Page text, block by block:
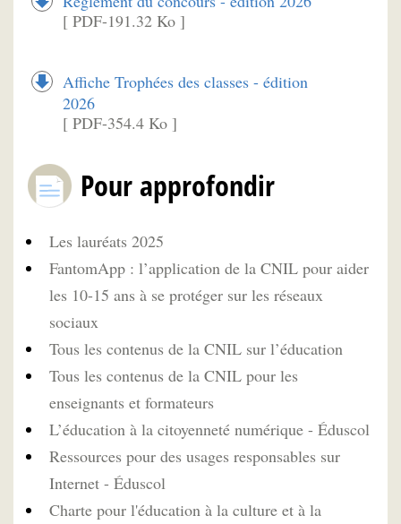
[ PDF-191.32 Ko ]
Affiche Trophées des classes - édition
2026
[ PDF-354.4 Ko ]
Pour approfondir
Les lauréats 2025
FantomApp : l’application de la CNIL pour aider
les 10-15 ans à se protéger sur les réseaux
sociaux
Tous les contenus de la CNIL sur l’éducation
Tous les contenus de la CNIL pour les
enseignants et formateurs
L’éducation à la citoyenneté numérique - Éduscol
Ressources pour des usages responsables sur
Internet - Éduscol
Charte pour l'éducation à la culture et à la